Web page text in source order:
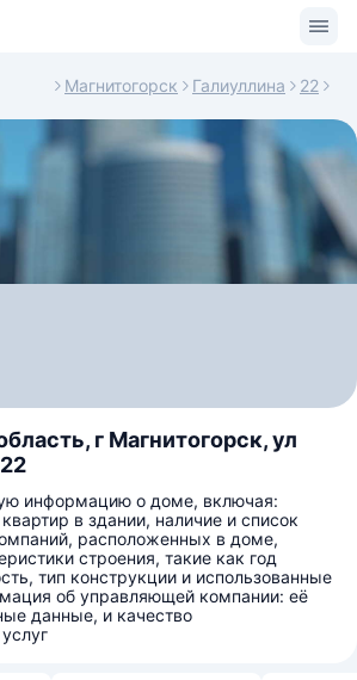
Магнитогорск Галиуллина 22
г Магнитогорск, ул
информацию о доме, включая:
в здании, наличие и список
расположенных в доме,
строения, такие как год
тип конструкции и использованные
об управляющей компании: её
данные, и качество